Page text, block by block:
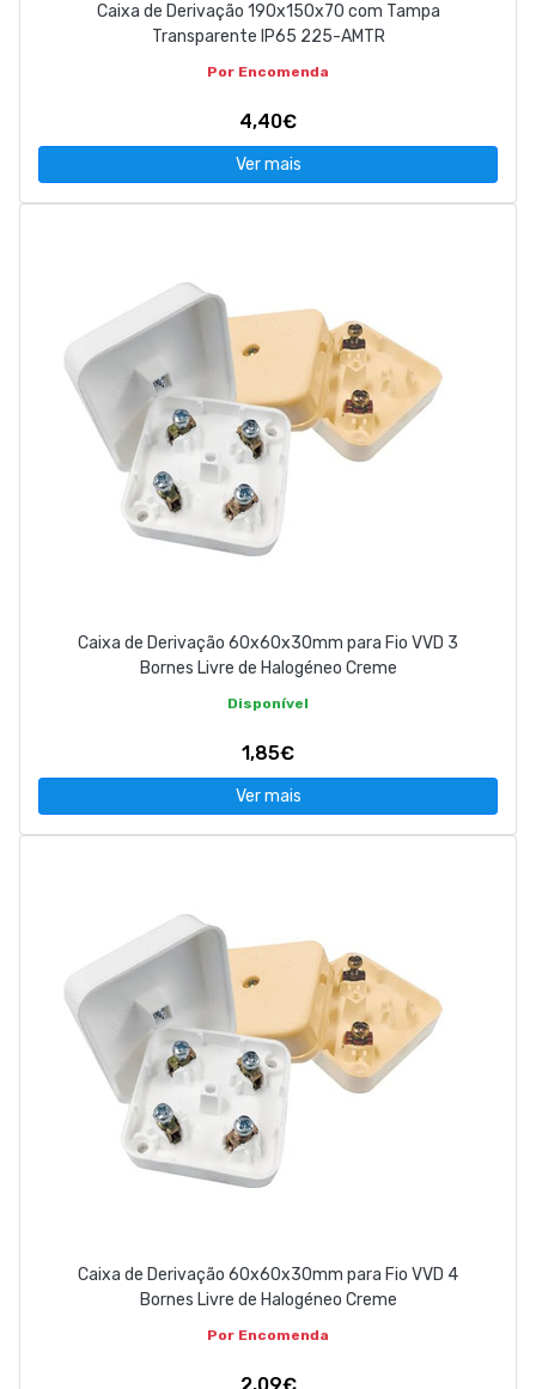
Caixa de Derivação 190x150x70 com Tampa
Transparente IP65 225-AMTR
Por Encomenda
4,40€
Ver mais
Caixa de Derivação 60x60x30mm para Fio VVD 3
Bornes Livre de Halogéneo Creme
Disponível
1,85€
Ver mais
Caixa de Derivação 60x60x30mm para Fio VVD 4
Bornes Livre de Halogéneo Creme
Por Encomenda